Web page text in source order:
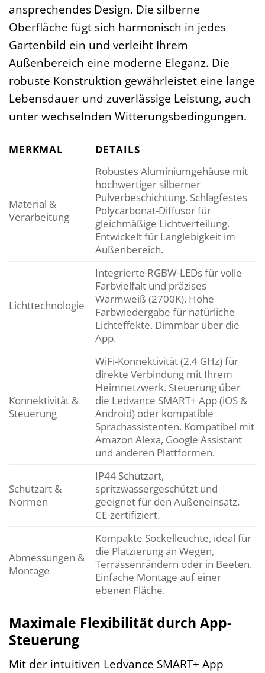
ansprechendes Design. Die silberne
Oberfläche fügt sich harmonisch in jedes
Gartenbild ein und verleiht Ihrem
Außenbereich eine moderne Eleganz. Die
robuste Konstruktion gewährleistet eine lange
Lebensdauer und zuverlässige Leistung, auch
unter wechselnden Witterungsbedingungen.
MERKMAL DETAILS
Material &
Verarbeitung
Robustes Aluminiumgehäuse mit
hochwertiger silberner
Pulverbeschichtung. Schlagfestes
Polycarbonat-Diffusor für
gleichmäßige Lichtverteilung.
Entwickelt für Langlebigkeit im
Außenbereich.
Lichttechnologie
Integrierte RGBW-LEDs für volle
Farbvielfalt und präzises
Warmweiß (2700K). Hohe
Farbwiedergabe für natürliche
Lichteffekte. Dimmbar über die
App.
Konnektivität &
Steuerung
WiFi-Konnektivität (2,4 GHz) für
direkte Verbindung mit Ihrem
Heimnetzwerk. Steuerung über
die Ledvance SMART+ App (iOS &
Android) oder kompatible
Sprachassistenten. Kompatibel mit
Amazon Alexa, Google Assistant
und anderen Plattformen.
Schutzart &
Normen
IP44 Schutzart,
spritzwassergeschützt und
geeignet für den Außeneinsatz.
CE-zertifiziert.
Abmessungen &
Montage
Kompakte Sockelleuchte, ideal für
die Platzierung an Wegen,
Terrassenrändern oder in Beeten.
Einfache Montage auf einer
ebenen Fläche.
Maximale Flexibilität durch App-
Steuerung
Mit der intuitiven Ledvance SMART+ App